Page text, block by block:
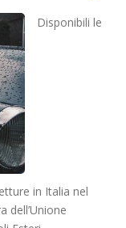
Disponibili le
in Italia ​nel
dell’Unione